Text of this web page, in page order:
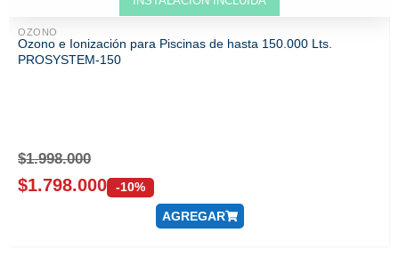
OZONO
Ozono e Ionización para Piscinas de hasta 150.000 Lts.
PROSYSTEM-150
$1.998.000
$1.798.000 -10%
AGREGAR